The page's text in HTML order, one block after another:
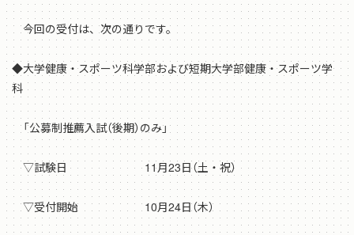
今回の受付は、次の通りです。
◆大学健康・スポーツ科学部および短期大学部健康・スポーツ学
科
「公募制推薦入試（後期）のみ」
▽試験日 11月23日（土・祝）
▽受付開始 10月24日（木）